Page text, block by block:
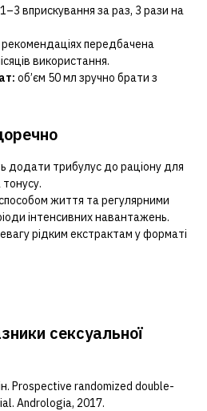
1–3 вприскування за раз, 3 рази на
рекомендаціях передбачена
використання.
об’єм 50 мл зручно брати з
додати трибулус до раціону для
тонусу.
життя та регулярними
інтенсивних навантажень.
рідким екстрактам у форматі
сексуальної
Prospective randomized double-
Andrologia, 2017.